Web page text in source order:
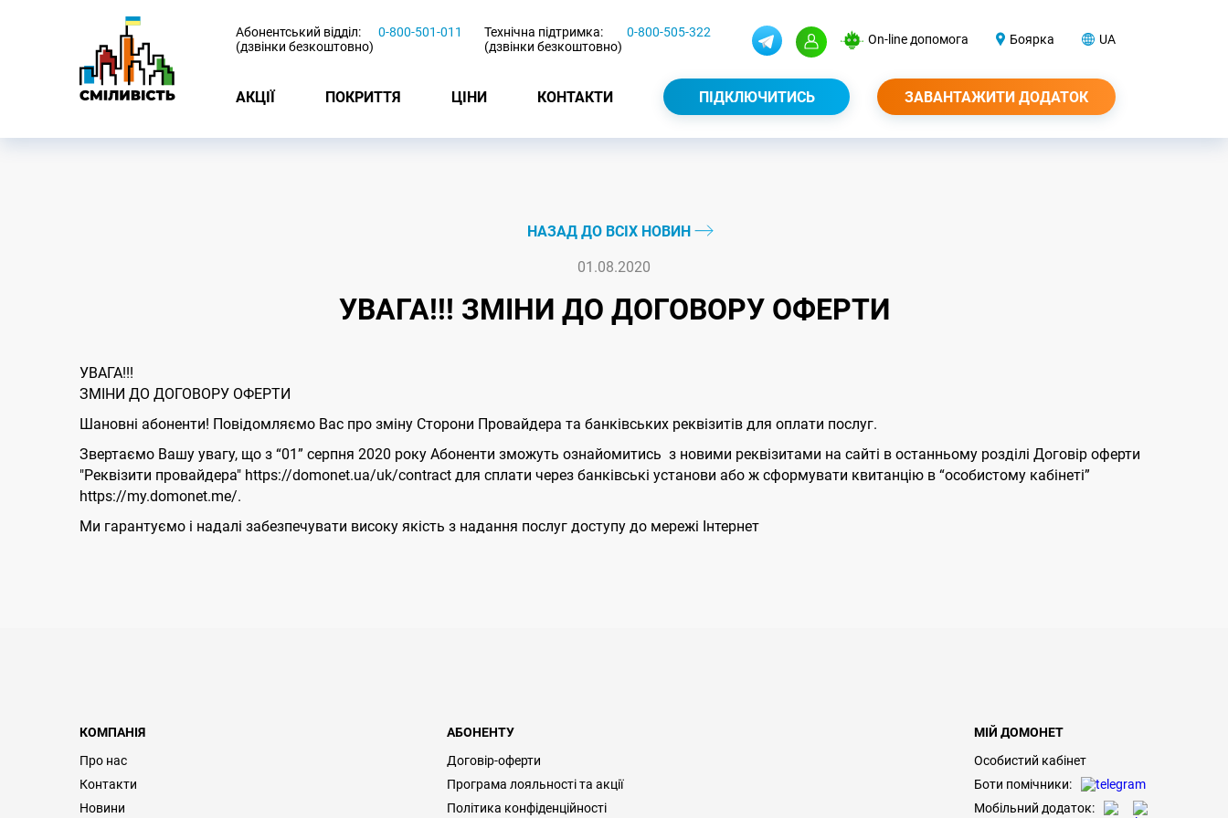
Абонентський відділ:
(дзвінки безкоштовно)
0-800-501-011
Технічна підтримка:
(дзвінки безкоштовно)
0-800-505-322 On-line допомога Боярка UA
АКЦІЇ ПОКРИТТЯ ЦІНИ КОНТАКТИ ПІДКЛЮЧИТИСЬ ЗАВАНТАЖИТИ ДОДАТОК
НАЗАД ДО ВСІХ НОВИН
01.08.2020
УВАГА!!! ЗМІНИ ДО ДОГОВОРУ ОФЕРТИ
УВАГА!!!
ЗМІНИ ДО ДОГОВОРУ ОФЕРТИ
Шановні абоненти! Повідомляємо Вас про зміну Сторони Провайдера та банківських реквізитів для оплати послуг.
Звертаємо Вашу увагу, що з “01” серпня 2020 року Абоненти зможуть ознайомитись з новими реквізитами на сайті в останньому розділі Договір оферти
"Реквізити провайдера" https://domonet.ua/uk/contract для сплати через банківські установи або ж сформувати квитанцію в “особистому кабінеті”
https://my.domonet.me/.
Ми гарантуємо і надалі забезпечувати високу якість з надання послуг доступу до мережі Інтернет
КОМПАНІЯ
Про нас
Контакти
Новини
АБОНЕНТУ
Договір-оферти
Програма лояльності та акції
Політика конфіденційності
МІЙ ДОМОНЕТ
Особистий кабінет
Боти помічники:
Мобільний додаток: